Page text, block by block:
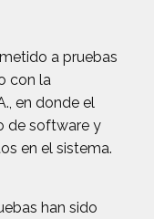
a pruebas
con la
en donde el
de software y
en el sistema.
han sido